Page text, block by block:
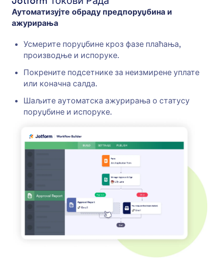
Аутоматизујте обраду предпоруџбина и
ажурирања
Усмерите поруџбине кроз фазе плаћања,
производње и испоруке.
Покрените подсетнике за неизмирене уплате
или коначна салда.
Шаљите аутоматска ажурирања о статусу
поруџбине и испоруке.